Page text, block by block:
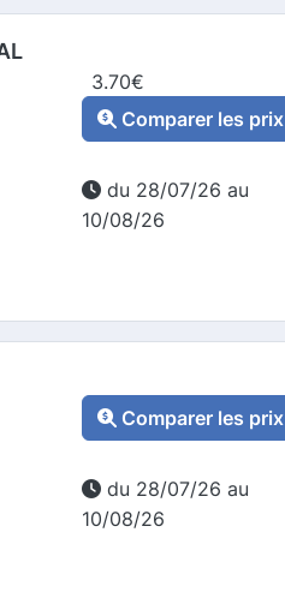
3.70€
Comparer les prix
du 28/07/26 au
10/08/26
Comparer les prix
du 28/07/26 au
10/08/26